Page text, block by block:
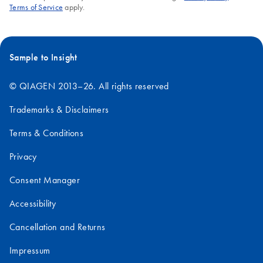
Terms of Service apply.
Sample to Insight
© QIAGEN 2013–26. All rights reserved
Trademarks & Disclaimers
Terms & Conditions
Privacy
Consent Manager
Accessibility
Cancellation and Returns
Impressum